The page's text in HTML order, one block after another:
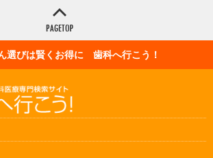
選びは賢くお得に 歯科へ行こう！